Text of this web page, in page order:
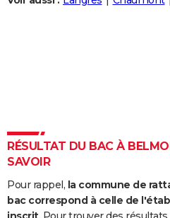
DICTIONNAIRE
Dictionnaire
Biographies
Citations
Expressions
Proverbes
PROGRAMME TV
COPAINS D'AVANT
S'inscrire
Se connecter
Lycées
Collèges
Primaires
Universités
Entreprises
Service militaire
Avis de recherche
RÉSULTAT DU BAC À
SAVOIR
Pour rappel, la commune de
bac correspond à celle de